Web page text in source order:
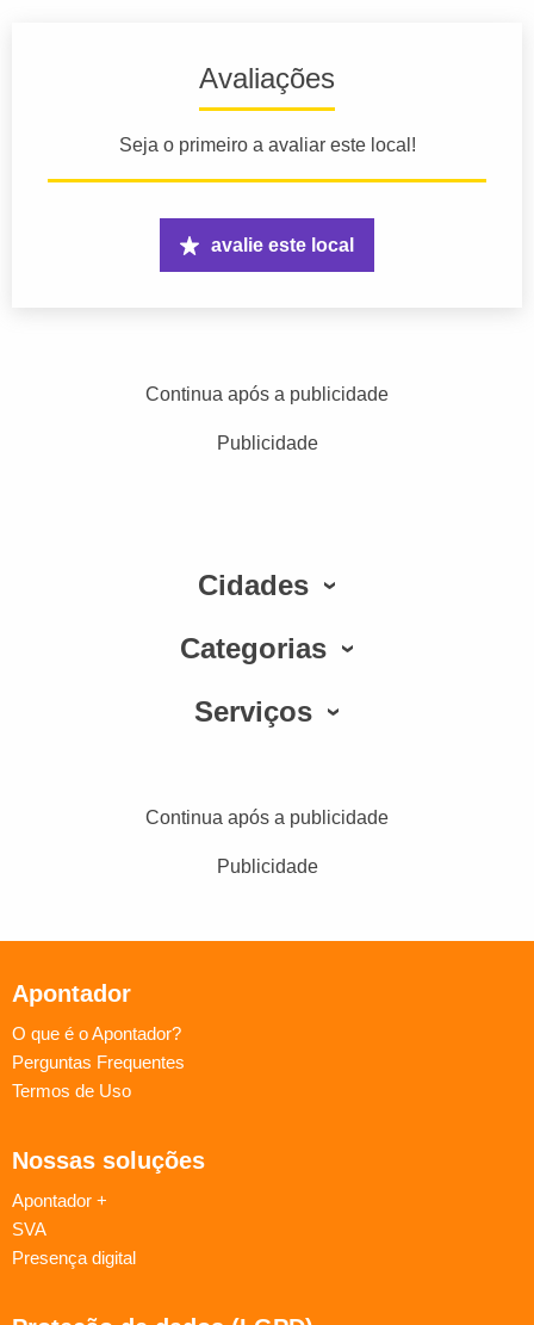
Avaliações
Seja o primeiro a avaliar este local!
avalie este local
Continua após a publicidade
Publicidade
Cidades
Categorias
Serviços
Continua após a publicidade
Publicidade
Apontador
O que é o Apontador?
Perguntas Frequentes
Termos de Uso
Nossas soluções
Apontador +
SVA
Presença digital